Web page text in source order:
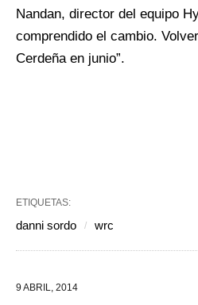
Nandan, director del equipo
comprendido el cambio.
Cerdeña en junio”.
ETIQUETAS:
danni sordo wrc
9 ABRIL, 2014